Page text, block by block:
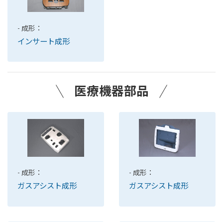
- 成形：
インサート成形
医療機器部品
- 成形：
ガスアシスト成形
- 成形：
ガスアシスト成形